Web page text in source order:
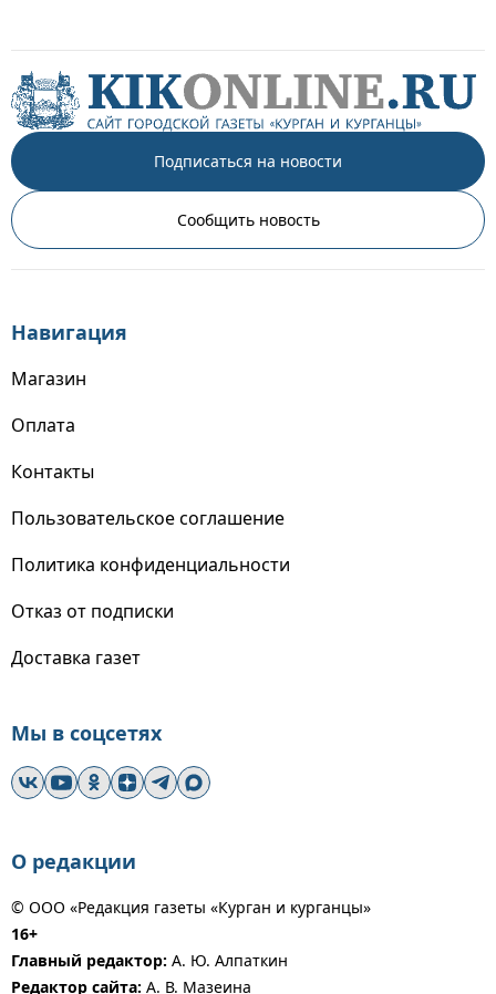
Подписаться на новости
Сообщить новость
Навигация
Магазин
Оплата
Контакты
Пользовательское соглашение
Политика конфиденциальности
Отказ от подписки
Доставка газет
Мы в соцсетях
О редакции
© ООО «Редакция газеты «Курган и курганцы»
16+
Главный редактор: А. Ю. Алпаткин
Редактор сайта: А. В. Мазеина